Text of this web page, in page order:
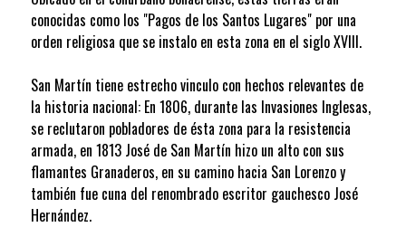
conocidas como los "Pagos de los Santos Lugares" por una
orden religiosa que se instalo en esta zona en el siglo XVIII.
San Martín tiene estrecho vinculo con hechos relevantes de
la historia nacional: En 1806, durante las Invasiones Inglesas,
se reclutaron pobladores de ésta zona para la resistencia
armada, en 1813 José de San Martín hizo un alto con sus
flamantes Granaderos, en su camino hacia San Lorenzo y
también fue cuna del renombrado escritor gauchesco José
Hernández.